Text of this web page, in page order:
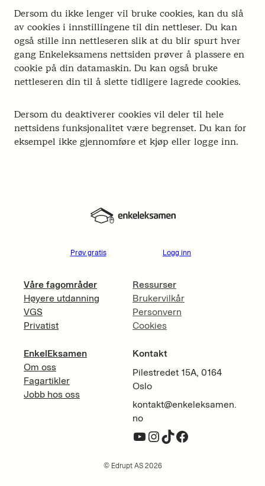
Dersom du ikke lenger vil bruke cookies, kan du slå
av cookies i innstillingene til din nettleser. Du kan
også stille inn nettleseren slik at du blir spurt hver
gang Enkeleksamens nettsiden prøver å plassere en
cookie på din datamaskin. Du kan også bruke
nettleseren din til å slette tidligere lagrede cookies.
Dersom du deaktiverer cookies vil deler til hele
nettsidens funksjonalitet være begrenset. Du kan for
eksempel ikke gjennomføre et kjøp eller logge inn.
Prøv gratis Logg inn
Våre fagområder
Høyere utdanning
VGS
Privatist
EnkelEksamen
Om oss
Fagartikler
Jobb hos oss
Ressurser
Brukervilkår
Personvern
Cookies
Kontakt
Pilestredet 15A, 0164
Oslo
kontakt@enkeleksamen.
no
YouTube InstagramTikTok Facebook
© Edrupt AS 2026